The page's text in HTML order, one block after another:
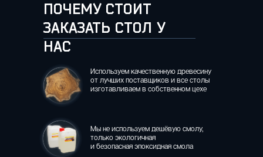
ПОЧЕМУ СТОИТ
ЗАКАЗАТЬ СТОЛ У
НАС
Используем качественную древесину
от лучших поставщиков и все столы
изготавливаем в собственном цехе
Мы не используем дешёвую смолу,
только экологичная
и безопасная эпоксидная смола